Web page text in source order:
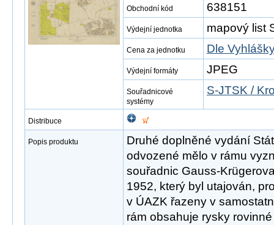
Obchodní kód 638151
Výdejní jednotka mapový list
Cena za jednotku Dle
Výdejní formáty JPEG
Souřadnicové
systémy
S-JTSK /
Distribuce
Popis produktu
Druhé doplněné vydání
odvozené mělo v rámu
souřadnic Gauss-
1952, který byl utajován,
v ÚAZK řazeny v
rám obsahuje rysky